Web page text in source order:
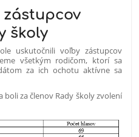
zástupcov
školy
uskutočnili voľby zástupcov
všetkým rodičom, ktorí sa
za ich ochotu aktívne sa
boli za členov Rady školy zvolení